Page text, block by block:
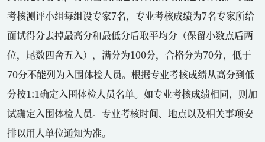
考核测评小组每组设专家7名，专业考核成绩为7名专家所给
面试得分去掉最高分和最低分后取平均分（保留小数点后两
位，尾数四舍五入），满分为100分，合格分为70分，低于
70分不能列为入围体检人员。根据专业考核成绩从高分到低
分按1:1确定入围体检人员名单。如专业考核成绩相同，则加
试确定入围体检人员。专业考核时间、地点以及相关事项安
排以用人单位通知为准。